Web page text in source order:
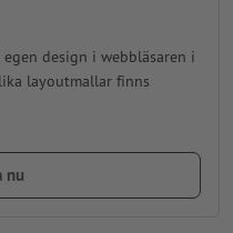
design i webbläsaren i
layoutmallar finns
nu